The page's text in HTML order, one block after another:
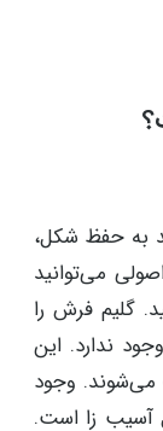
حسی از طبیعت
که بخشی از